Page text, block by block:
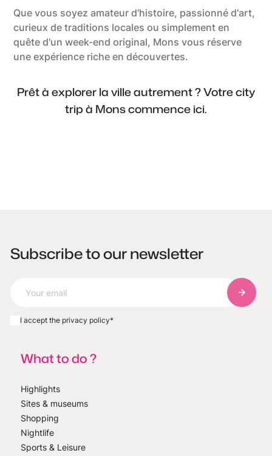
Que vous soyez amateur d'histoire, passionné d'art,
curieux de traditions locales ou simplement en
quête d'un week-end original, Mons vous réserve
une expérience riche en découvertes.
Prêt à explorer la ville autrement ? Votre city
trip à Mons commence ici.
Subscribe to our newsletter
I accept the privacy policy*
What to do ?
Highlights
Sites & museums
Shopping
Nightlife
Sports & Leisure